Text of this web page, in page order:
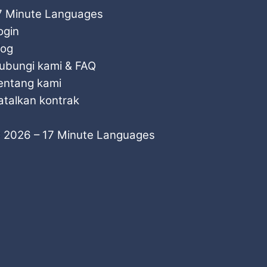
Minute Languages
kami & FAQ
kami
kontrak
– 17 Minute Languages